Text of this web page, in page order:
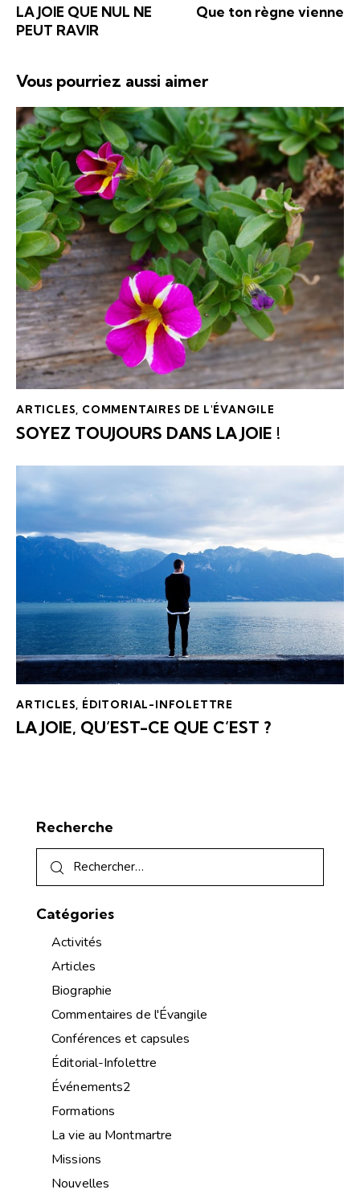
LA JOIE QUE NUL NE
PEUT RAVIR
Que ton règne vienne
Vous pourriez aussi aimer
ARTICLES COMMENTAIRES DE L'ÉVANGILE
SOYEZ TOUJOURS DANS LA JOIE !
ARTICLES ÉDITORIAL-INFOLETTRE
LA JOIE, QU’EST-CE QUE C’EST ?
Recherche
Catégories
Activités
Articles
Biographie
Commentaires de l'Évangile
Conférences et capsules
Éditorial-Infolettre
Événements2
Formations
La vie au Montmartre
Missions
Nouvelles